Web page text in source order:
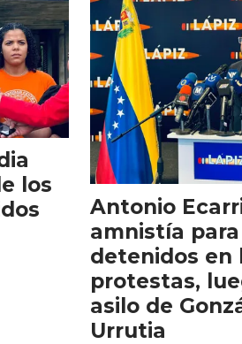
los
Antonio
amnistía para
detenidos en
protestas,
asilo de
Urrutia
Suscribirme